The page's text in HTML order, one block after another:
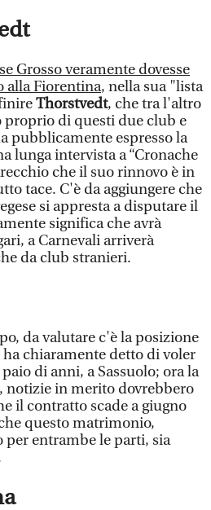
se Grosso veramente dovesse
alla Fiorentina, nella sua "lista
Thorstvedt, che tra l'altro
proprio di questi due club e
pubblicamente espresso la
lunga intervista a “Cronache
che il suo rinnovo è in
tace. C'è da aggiungere che
si appresta a disputare il
significa che avrà
a Carnevali arriverà
da club stranieri.
da valutare c'è la posizione
ha chiaramente detto di voler
di anni, a Sassuolo; ora la
notizie in merito dovrebbero
il contratto scade a giugno
questo matrimonio,
per entrambe le parti, sia